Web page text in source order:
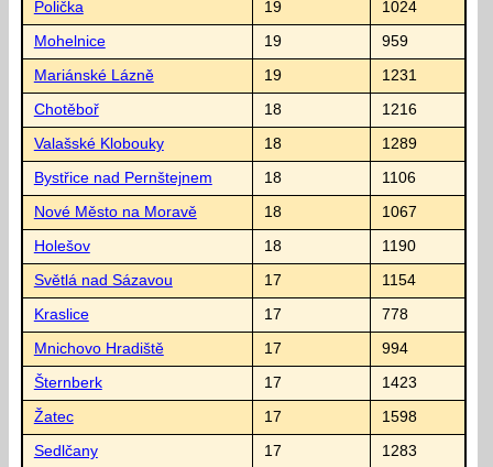
Polička 19 1024
Mohelnice 19 959
Mariánské Lázně 19 1231
Chotěboř 18 1216
Valašské Klobouky 18 1289
Bystřice nad Pernštejnem 18 1106
Nové Město na Moravě 18 1067
Holešov 18 1190
Světlá nad Sázavou 17 1154
Kraslice 17 778
Mnichovo Hradiště 17 994
Šternberk 17 1423
Žatec 17 1598
Sedlčany 17 1283